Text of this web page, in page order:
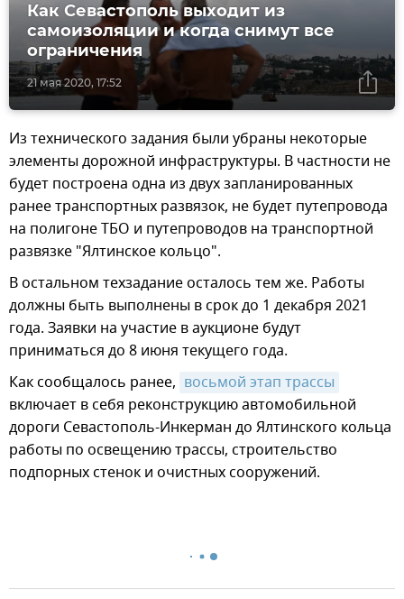
21 мая 2020, 17:52
Как Севастополь выходит из
самоизоляции и когда снимут все
ограничения
Из технического задания были убраны некоторые
элементы дорожной инфраструктуры. В частности не
будет построена одна из двух запланированных
ранее транспортных развязок, не будет путепровода
на полигоне ТБО и путепроводов на транспортной
развязке "Ялтинское кольцо".
В остальном техзадание осталось тем же. Работы
должны быть выполнены в срок до 1 декабря 2021
года. Заявки на участие в аукционе будут
приниматься до 8 июня текущего года.
Как сообщалось ранее, восьмой этап трассы
включает в себя реконструкцию автомобильной
дороги Севастополь-Инкерман до Ялтинского кольца
работы по освещению трассы, строительство
подпорных стенок и очистных сооружений.